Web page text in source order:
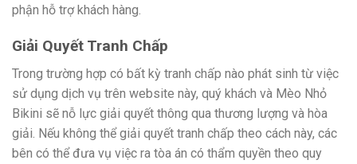
phận hỗ trợ khách hàng.
Giải Quyết Tranh Chấp
Trong trường hợp có bất kỳ tranh chấp nào phát sinh từ việc
sử dụng dịch vụ trên website này, quý khách và Mèo Nhỏ
Bikini sẽ nỗ lực giải quyết thông qua thương lượng và hòa
giải. Nếu không thể giải quyết tranh chấp theo cách này, các
bên có thể đưa vụ việc ra tòa án có thẩm quyền theo quy